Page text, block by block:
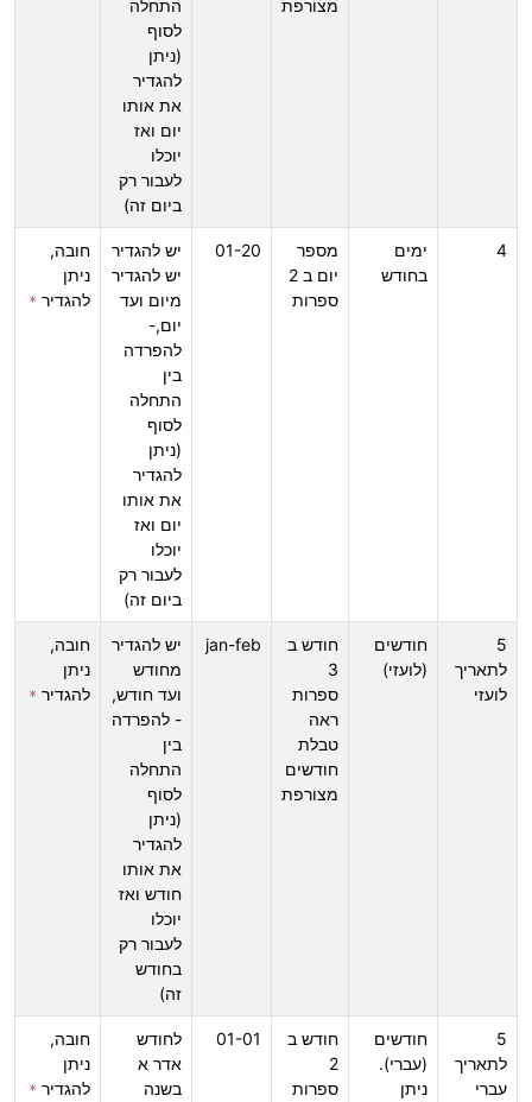
מצורפת
התחלה
לסוף
(ניתן
להגדיר
את אותו
יום ואז
יוכלו
לעבור רק
ביום זה)
4
ימים
בחודש
מספר
יום ב 2
ספרות
01-20
יש להגדיר
יש להגדיר
מיום ועד
יום,-
להפרדה
בין
התחלה
לסוף
(ניתן
להגדיר
את אותו
יום ואז
יוכלו
לעבור רק
ביום זה)
חובה,
ניתן
להגדיר *
5
לתאריך
לועזי
חודשים
(לועזי)
חודש ב
3
ספרות
ראה
טבלת
חודשים
מצורפת
jan-feb
יש להגדיר
מחודש
ועד חודש,
- להפרדה
בין
התחלה
לסוף
(ניתן
להגדיר
את אותו
חודש ואז
יוכלו
לעבור רק
בחודש
זה)
חובה,
ניתן
להגדיר *
5
לתאריך
עברי
חודשים
(עברי).
ניתן
חודש ב
2
ספרות
01-01
לחודש
אדר א
בשנה
חובה,
ניתן
להגדיר *